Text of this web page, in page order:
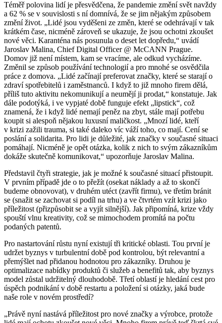
Téměř polovina lidí je přesvědčena, že pandemie změní svět navždy
a 62 % se v souvislosti s ní domnívá, že se jim nějakým způsobem
změní život. „Lidé jsou vyděšeni ze změn, které se odehrávají v tak
krátkém čase, nicméně zároveň se ukazuje, že jsou ochotni zkoušet
nové věci. Karanténa nás posunula o deset let dopředu,“ uvádí
Jaroslav Malina, Chief Digital Officer @ McCANN Prague.
Domov již není místem, kam se vracíme, ale odkud vycházíme.
Změnil se způsob používání technologií a pro mnohé se osvědčila
práce z domova. „Lidé začínají preferovat značky, které se starají o
zdraví spotřebitelů i zaměstnanců. I když to již mnoho firem dělá,
příliš tuto aktivitu nekomunikují a neumějí ji prodat,“ konstatuje. Jak
dále podotýká, i ve vypjaté době funguje efekt „lipstick“, což
znamená, že i když lidé nemají peněz na zbyt, stále mají potřebu
koupit si alespoň nějakou luxusní maličkost. „Mnozí lidé, kteří
v krizi zažili trauma, si také daleko víc váží toho, co mají. Cení se
poslání a solidarita. Pro lidi je důležité, jak značky v současné situaci
pomáhají. Nicméně je opět otázka, kolik z nich to svým zákazníkům
dokáže skutečně komunikovat,“ upozorňuje Jaroslav Malina.
Představil čtyři strategie, jak je možné k současné situací přistoupit.
V prvním případě jde o to přežít (osekat náklady a až to skončí
budeme obnovovat), v druhém utéct (zavřít firmu), ve třetím bránit
se (snažit se zachovat si podíl na trhu) a ve čtvrtém vzít krizi jako
příležitost (přizpůsobit se a vyjít silnější). Jak připomíná, krize vždy
spouští vlnu kreativity, což se mimochodem promítá na počtu
podaných patentů.
Pro nastartování růstu nyní existují tři kritické oblasti. Tou první je
udržet byznys v turbulentní době pod kontrolou, být relevantní a
přemýšlet nad přidanou hodnotou pro zákazníky. Druhou je
optimalizace nabídky produktů či služeb a benefitů tak, aby byznys
model zůstal udržitelný dlouhodobě. Třetí oblastí je hledání cest pro
úspěch podnikání v době restartu a položení si otázky, jaká bude
naše role v novém prostředí?
„Právě nyní nastává příležitost pro nové značky a výrobce, protože